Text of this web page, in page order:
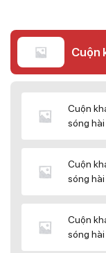
Cuộn
Cuộn
sóng hài
Cuộn
sóng hài
Cuộn
sóng